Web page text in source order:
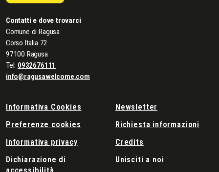
Contatti e dove trovarci
Comune di Ragusa
Corso Italia 72
97100 Ragusa
Tel: 0932676111
info@ragusawelcome.com
Informativa Cookies
Preferenze cookies
Informativa privacy
Dichiarazione di
Newsletter
Richiesta informazioni
Credits
Unisciti a noi